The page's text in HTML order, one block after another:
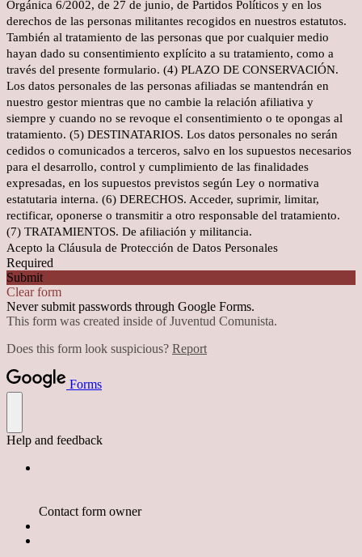
Orgánica 6/2002, de 27 de junio, de Partidos Políticos y en los
derechos de las personas militantes recogidos en nuestros estatutos.
También al tratamiento de las personas que por cualquier medio
hayan dado su consentimiento explícito a su tratamiento, como a
través del presente formulario. (4) PLAZO DE CONSERVACIÓN.
Los datos personales de las personas afiliadas se mantendrán en
nuestro gestor mientras que no cambie la relación afiliativa y
siempre y cuando no se revoque el consentimiento o te opongas al
tratamiento. (5) DESTINATARIOS. Los datos personales no serán
cedidos o comunicados a terceros, salvo en los supuestos necesarios
para el desarrollo, control y cumplimiento de las finalidades
expresadas, en los supuestos previstos según Ley o normativa
estatutaria interna. (6) DERECHOS. Acceder, suprimir, limitar,
rectificar, oponerse o transmitir a otro responsable del tratamiento.
(7) TRATAMIENTOS. De afiliación y militancia.
Acepto la Cláusula de Protección de Datos Personales
Required
Submit
Clear form
Never submit passwords through Google Forms.
This form was created inside of Juventud Comunista.
Does this form look suspicious? Report
Forms
Help and feedback
Contact form owner